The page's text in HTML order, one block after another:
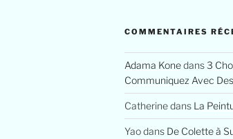
COMMENTAIRES
Adama Konedans3
Communiquez Avec
Catherinedans La
Yaodans De Colette à